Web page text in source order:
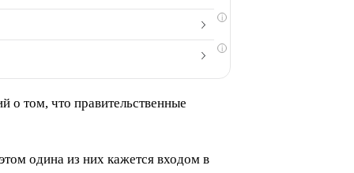
i
i
о том, что правительственные
одина из них кажется входом в